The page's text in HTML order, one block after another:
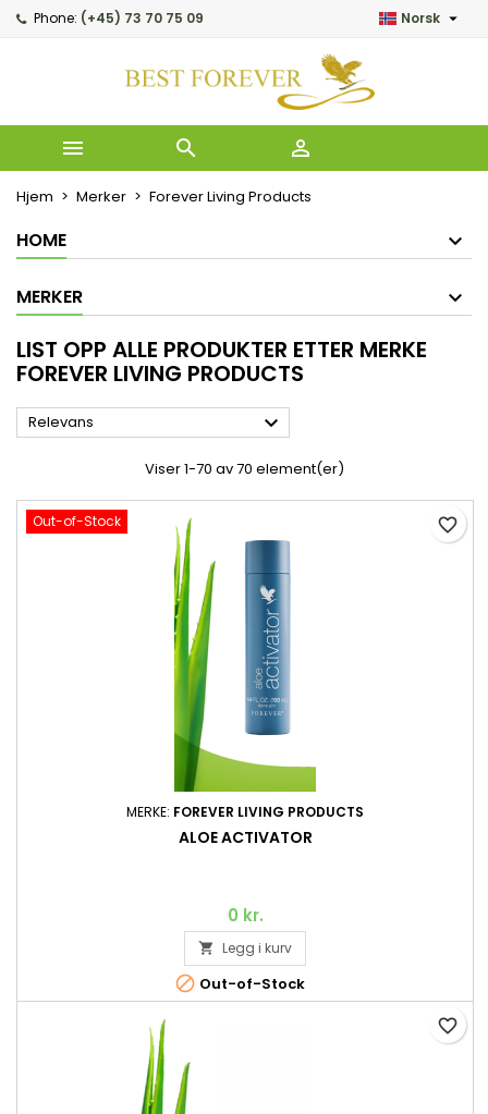
Phone: (+45) 73 70 75 09 Norsk 
  
Hjem Merker Forever Living Products
HOME
MERKER
LIST OPP ALLE PRODUKTER ETTER MERKE
FOREVER LIVING PRODUCTS
Relevans 
Viser 1-70 av 70 element(er)
Out-of-Stock
MERKE: FOREVER LIVING PRODUCTS
ALOE ACTIVATOR
0 kr.
 Legg i kurv
 Out-of-Stock
favorite_border
favorite_border
Du må være innlogget for å lagre produkter i ønskelisten